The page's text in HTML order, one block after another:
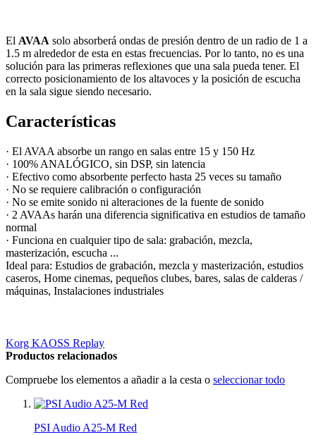
El AVAA solo absorberá ondas de presión dentro de un radio de 1 a
1.5 m alrededor de esta en estas frecuencias. Por lo tanto, no es una
solución para las primeras reflexiones que una sala pueda tener. El
correcto posicionamiento de los altavoces y la posición de escucha
en la sala sigue siendo necesario.
Características
· El AVAA absorbe un rango en salas entre 15 y 150 Hz
· 100% ANALÓGICO, sin DSP, sin latencia
· Efectivo como absorbente perfecto hasta 25 veces su tamaño
· No se requiere calibración o configuración
· No se emite sonido ni alteraciones de la fuente de sonido
· 2 AVAAs harán una diferencia significativa en estudios de tamaño
normal
· Funciona en cualquier tipo de sala: grabación, mezcla,
masterización, escucha ...
Ideal para: Estudios de grabación, mezcla y masterización, estudios
caseros, Home cinemas, pequeños clubes, bares, salas de calderas /
máquinas, Instalaciones industriales
Korg KAOSS Replay
Productos relacionados
Compruebe los elementos a añadir a la cesta o seleccionar todo
PSI Audio A25-M Red